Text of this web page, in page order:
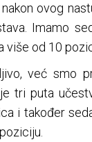
ovog
Imamo
više od 10
već smo
tri puta
i također